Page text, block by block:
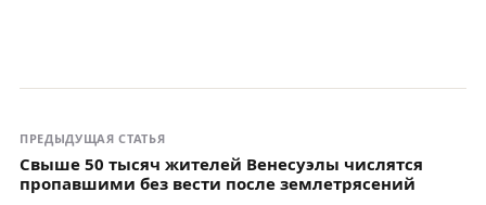
ПРЕДЫДУЩАЯ СТАТЬЯ
Свыше 50 тысяч жителей Венесуэлы числятся
пропавшими без вести после землетрясений